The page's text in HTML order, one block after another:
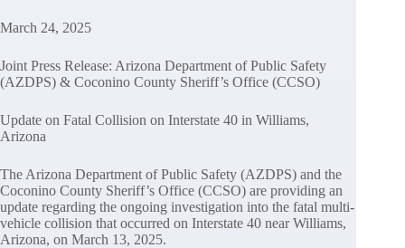
March 24, 2025
Joint Press Release: Arizona Department of Public Safety
(AZDPS) & Coconino County Sheriff’s Office (CCSO)
Update on Fatal Collision on Interstate 40 in Williams,
Arizona
The Arizona Department of Public Safety (AZDPS) and the
Coconino County Sheriff’s Office (CCSO) are providing an
update regarding the ongoing investigation into the fatal multi-
vehicle collision that occurred on Interstate 40 near Williams,
Arizona, on March 13, 2025.